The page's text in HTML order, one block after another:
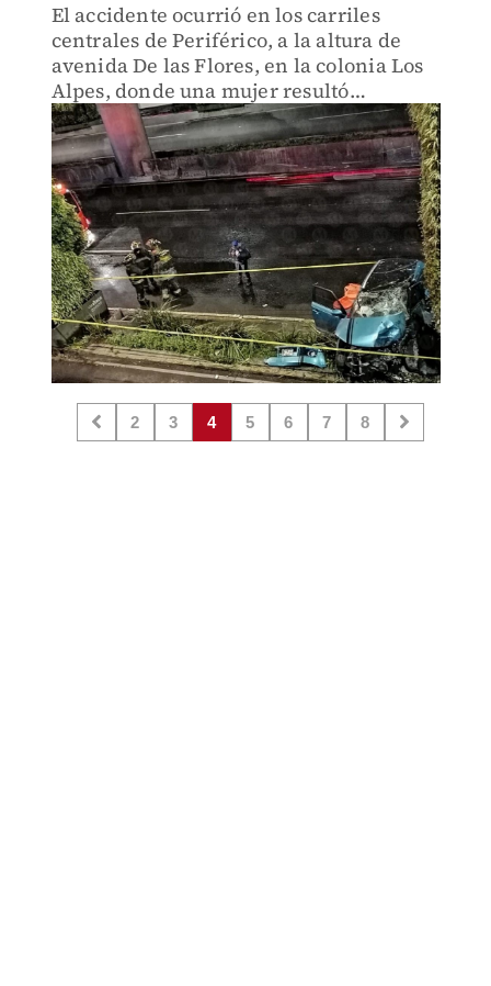
El accidente ocurrió en los carriles
centrales de Periférico, a la altura de
avenida De las Flores, en la colonia Los
Alpes, donde una mujer resultó
lesionada.
2 3 4 5 6 7 8